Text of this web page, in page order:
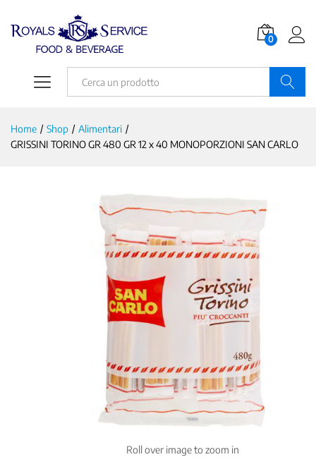
0
Home / Shop / Alimentari /
GRISSINI TORINO GR 480 GR 12 x 40 MONOPORZIONI SAN CARLO
Roll over image to zoom in